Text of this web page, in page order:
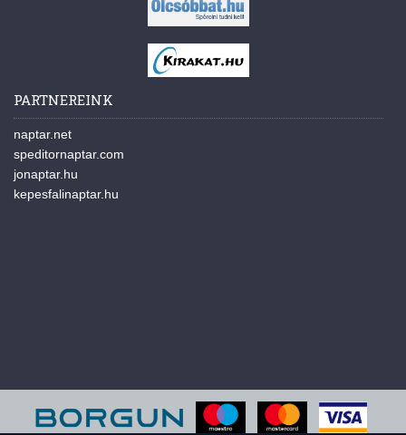
PARTNEREINK
naptar.net
speditornaptar.com
jonaptar.hu
kepesfalinaptar.hu